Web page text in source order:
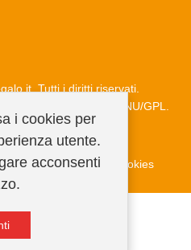
Tutti i diritti riservati.
licenza GNU/GPL.
Policy Informativa cookies
i cookies per
utente.
acconsenti